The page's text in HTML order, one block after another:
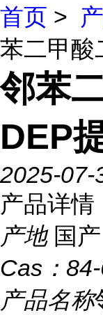
首页 >
苯二甲酸
邻苯
DEP
2025-07-
产品详情
产地 国产
Cas：
产品名称